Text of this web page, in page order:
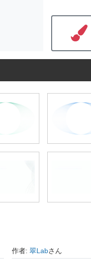
作者: 翠Labさん